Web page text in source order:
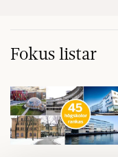
Fokus listar